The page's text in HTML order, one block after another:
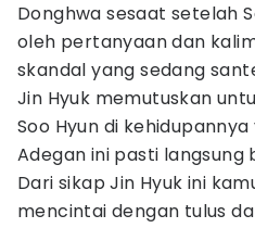
Donghwa sesaat setelah
oleh pertanyaan dan
skandal yang sedang
Jin Hyuk memutuskan
Soo Hyun di
Adegan ini pasti langsung
Dari sikap Jin Hyuk ini
mencintai dengan tulus